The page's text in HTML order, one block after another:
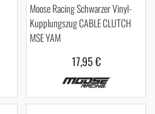
Moose Racing Schwarzer Vinyl-
Kupplungszug CABLE CLUTCH
MSE YAM
17,95 €